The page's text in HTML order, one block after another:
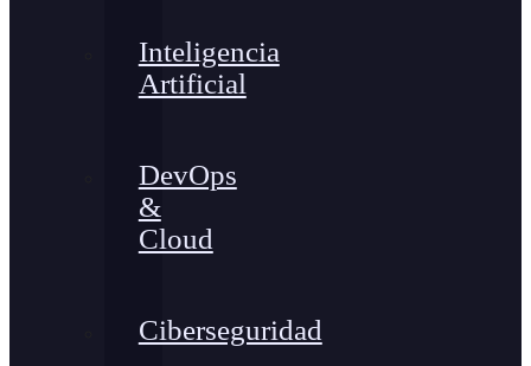
Inteligencia
Artificial
DevOps
&
Cloud
Ciberseguridad